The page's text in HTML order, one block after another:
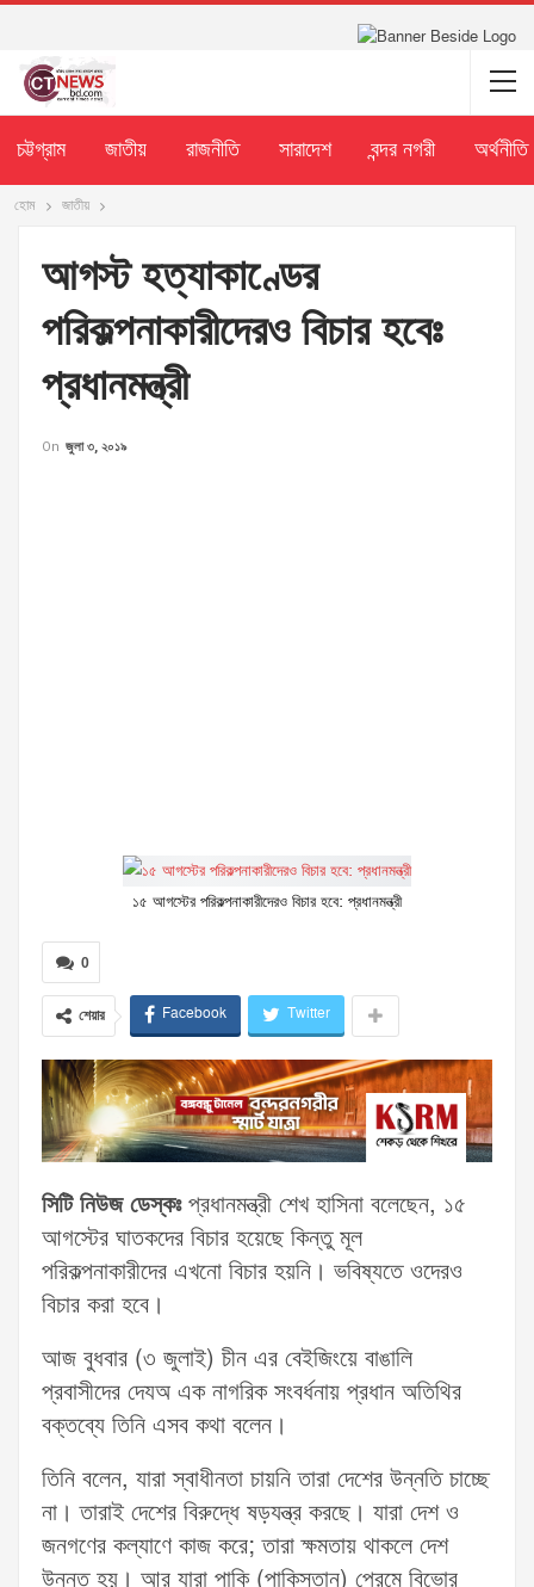
চট্টগ্রাম জাতীয় রাজনীতি সারাদেশ বন্দর নগরী অর্থনীতি
হোম জাতীয়
আগস্ট হত্যাকাণ্ডের
পরিকল্পনাকারীদেরও বিচার হবেঃ
প্রধানমন্ত্রী
On জুলা ৩, ২০১৯
১৫ আগস্টের পরিকল্পনাকারীদেরও বিচার হবে: প্রধানমন্ত্রী
0
শেয়ার Facebook Twitter
সিটি নিউজ ডেস্কঃপ্রধানমন্ত্রী শেখ হাসিনা বলেছেন, ১৫
আগস্টের ঘাতকদের বিচার হয়েছে কিন্তু মূল
পরিকল্পনাকারীদের এখনো বিচার হয়নি। ভবিষ্যতে ওদেরও
বিচার করা হবে।
আজ বুধবার (৩ জুলাই) চীন এর বেইজিংয়ে বাঙালি
প্রবাসীদের দেযঅ এক নাগরিক সংবর্ধনায় প্রধান অতিথির
বক্তব্যে তিনি এসব কথা বলেন।
তিনি বলেন, যারা স্বাধীনতা চায়নি তারা দেশের উন্নতি চাচ্ছে
না। তারাই দেশের বিরুদ্ধে ষড়যন্ত্র করছে। যারা দেশ ও
জনগণের কল্যাণে কাজ করে; তারা ক্ষমতায় থাকলে দেশ
উন্নত হয়। আর যারা পাকি (পাকিস্তান) প্রেমে বিভোর